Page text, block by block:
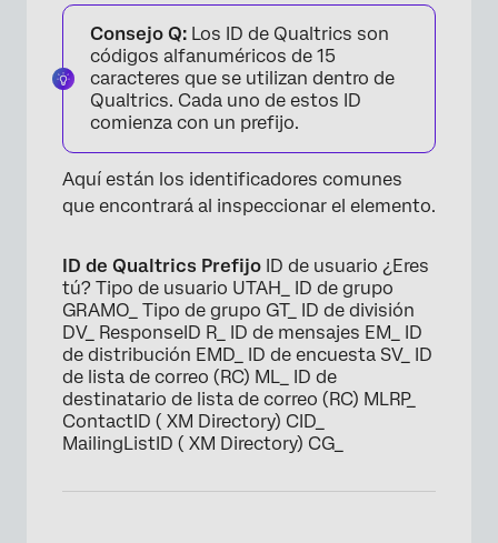
×
Consejo Q: Los ID de Qualtrics son
códigos alfanuméricos de 15
caracteres que se utilizan dentro de
Qualtrics. Cada uno de estos ID
comienza con un prefijo.
Aquí están los identificadores comunes
que encontrará al inspeccionar el elemento.
ID de Qualtrics Prefijo ID de usuario ¿Eres
tú? Tipo de usuario UTAH_ ID de grupo
GRAMO_ Tipo de grupo GT_ ID de división
DV_ ResponseID R_ ID de mensajes EM_ ID
de distribución EMD_ ID de encuesta SV_ ID
de lista de correo (RC) ML_ ID de
destinatario de lista de correo (RC) MLRP_
ContactID ( XM Directory) CID_
MailingListID ( XM Directory) CG_